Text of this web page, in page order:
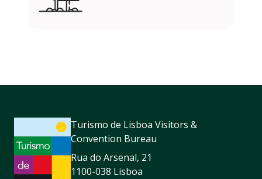
Turismo de Lisboa Visitors &
Convention Bureau
Rua do Arsenal, 21
1100-038 Lisboa